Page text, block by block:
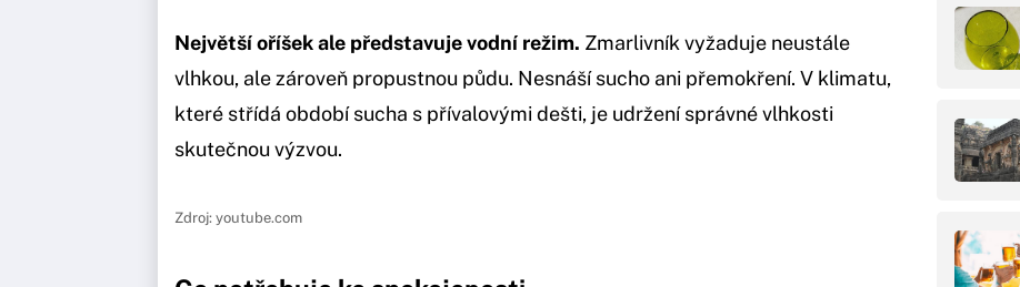
Největší oříšek ale představuje vodní režim. Zmarlivník vyžaduje neustále
vlhkou, ale zároveň propustnou půdu. Nesnáší sucho ani přemokření. V klimatu,
které střídá období sucha s přívalovými dešti, je udržení správné vlhkosti
skutečnou výzvou.
Zdroj: youtube.com